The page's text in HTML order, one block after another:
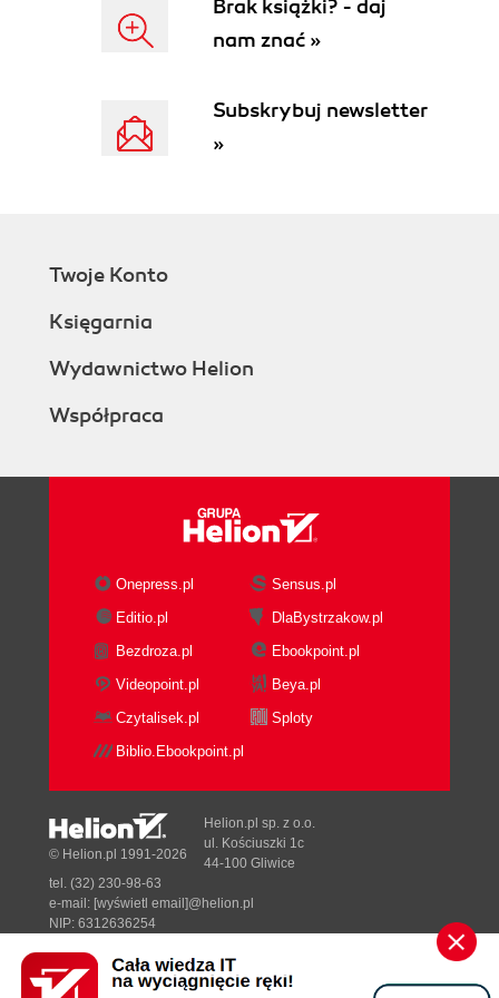
Kolor i jego nasycenie (55)
Zabrudzenia i ślady zużycia (58)
Pył, sadza i inne cząsteczki unoszące się w
Polerowanie w wyniku użytkowania (63)
Utlenianie i śniedzenie (63)
Poziom pikseli (66)
Podstawy tworzenia dobrych tekstur (66)
Kolorowanie map (67)
Scena z jabłkiem (68)
Wykorzystanie istniejących tekstur (70)
Materiały organiczne (71)
Oczy (72)
Futro (74)
W następnym rozdziale (75)
Ustawienie sceny testowej (77)
Heavy metal (79)
Tworzenie zarysowań (80)
Operowanie cieniami (85)
Maskowanie materiałów (86)
Co dalej? (89)
Brak książki? - daj
nam znać »
Subskrybuj newsletter
»
Twoje Konto
Księgarnia
Wydawnictwo Helion
Współpraca
Onepress.pl
Sensus.pl
Editio.pl
DlaBystrzakow.pl
Bezdroza.pl
Ebookpoint.pl
Videopoint.pl
Beya.pl
Czytalisek.pl
Sploty
Biblio.Ebookpoint.pl
Designed with ♥ byTonik.pl
© Helion.pl 1991-2026
Helion.pl sp. z o.o.
ul. Kościuszki 1c
44-100 Gliwice
tel. (32) 230-98-63
e-mail: [wyświetl email]@helion.pl
NIP: 6312636254